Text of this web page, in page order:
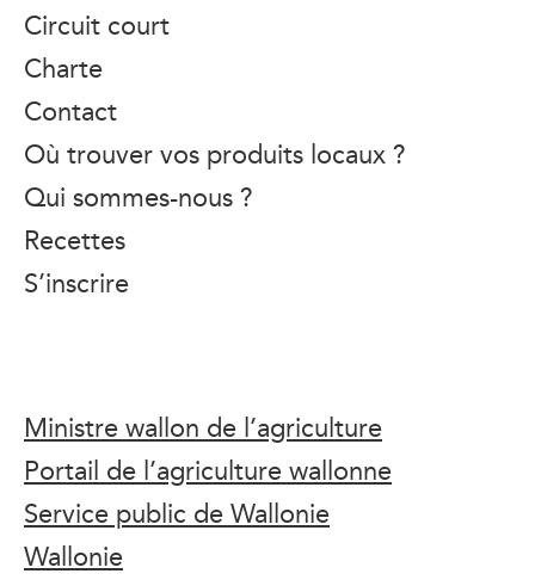
Circuit court
Charte
Contact
Où trouver vos produits locaux ?
Qui sommes-nous ?
Recettes
S’inscrire
Ministre wallon de l’agriculture
Portail de l’agriculture wallonne
Service public de Wallonie
Wallonie